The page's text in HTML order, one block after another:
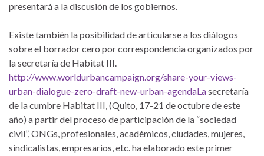
presentará a la discusión de los gobiernos.
Existe también la posibilidad de articularse a los diálogos
sobre el borrador cero por correspondencia organizados por
la secretaría de Habitat III.
http://www.worldurbancampaign.org/share-your-views-
urban-dialogue-zero-draft-new-urban-agendaLasecretaría
de la cumbre Habitat III, (Quito, 17-21 de octubre de este
año) a partir del proceso de participación de la “sociedad
civil”, ONGs, profesionales, académicos, ciudades, mujeres,
sindicalistas, empresarios, etc. ha elaborado este primer